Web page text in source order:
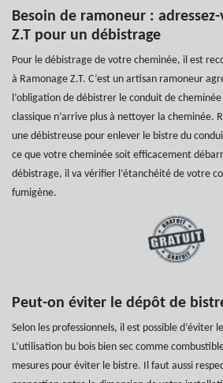
Besoin de ramoneur :
Z.T pour un débistrage
Pour le débistrage de votre cheminée, il est
à Ramonage Z.T. C’est un artisan ramoneur
l’obligation de débistrer le conduit de
classique n’arrive plus à nettoyer la cheminée.
une débistreuse pour enlever le bistre du
ce que votre cheminée soit efficacement
débistrage, il va vérifier l’étanchéité de votre
fumigène.
Peut-on éviter le dépôt de
Selon les professionnels, il est possible d’éviter
L’utilisation bu bois bien sec comme
mesures pour éviter le bistre. Il faut aussi